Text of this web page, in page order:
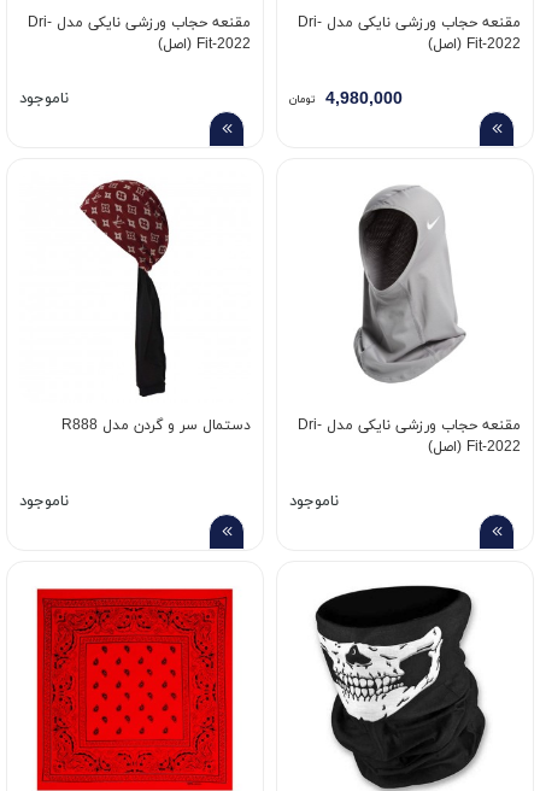
مقنعه حجاب ورزشی نایکی مدل Dri-
Fit-2022 (اصل)
4,980,000 تومان
مقنعه حجاب ورزشی نایکی مدل Dri-
Fit-2022 (اصل)
ناموجود
مقنعه حجاب ورزشی نایکی مدل Dri-
Fit-2022 (اصل)
ناموجود
دستمال سر و گردن مدل R888
ناموجود